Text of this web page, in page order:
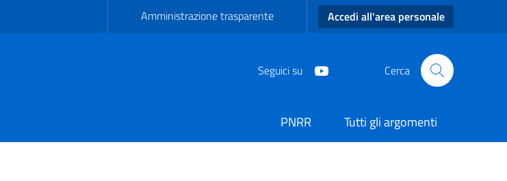
Amministrazione trasparente Accedi all'area personale
Seguici su Cerca
PNRR
Tutti gli argomenti